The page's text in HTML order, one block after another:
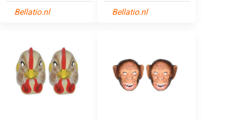
Bellatio.nl
Bellatio.nl